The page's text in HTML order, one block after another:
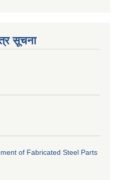
सूचना
of Fabricated Steel Parts